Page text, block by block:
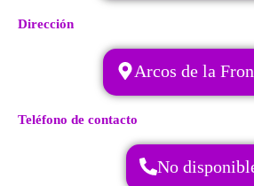
Dirección
Arcos de la
Teléfono de contacto
No